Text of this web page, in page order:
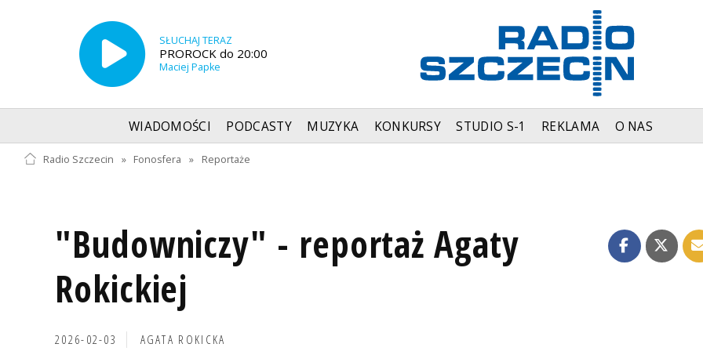
SŁUCHAJ TERAZ
PROROCK do 20:00
Maciej Papke
WIADOMOŚCI PODCASTY MUZYKA KONKURSY STUDIO S-1 REKLAMA O NAS
Radio Szczecin » Fonosfera » Reportaże
"Budowniczy" - reportaż Agaty
Rokickiej
2026-02-03 AGATA ROKICKA